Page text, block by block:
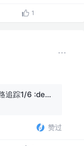
1
[Introduction]Jaeger链路追踪1/6 :demo｜Go主题月
赞过